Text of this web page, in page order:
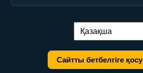
Тілді ауыстыру:
Сайтты бетбелгіге қосу